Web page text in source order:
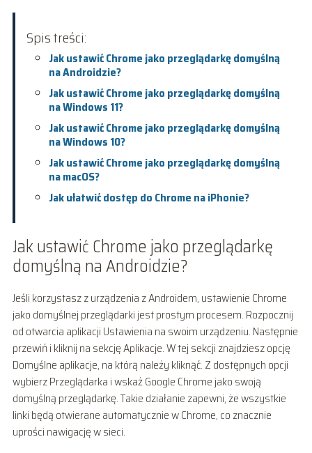
Spis treści:
Jak ustawić Chrome jako przeglądarkę domyślną
na Androidzie?
Jak ustawić Chrome jako przeglądarkę domyślną
na Windows 11?
Jak ustawić Chrome jako przeglądarkę domyślną
na Windows 10?
Jak ustawić Chrome jako przeglądarkę domyślną
na macOS?
Jak ułatwić dostęp do Chrome na iPhonie?
Jak ustawić Chrome jako przeglądarkę
domyślną na Androidzie?
Jeśli korzystasz z urządzenia z Androidem, ustawienie Chrome
jako domyślnej przeglądarki jest prostym procesem. Rozpocznij
od otwarcia aplikacji Ustawienia na swoim urządzeniu. Następnie
przewiń i kliknij na sekcję Aplikacje. W tej sekcji znajdziesz opcję
Domyślne aplikacje, na którą należy kliknąć. Z dostępnych opcji
wybierz Przeglądarka i wskaż Google Chrome jako swoją
domyślną przeglądarkę. Takie działanie zapewni, że wszystkie
linki będą otwierane automatycznie w Chrome, co znacznie
uprości nawigację w sieci.